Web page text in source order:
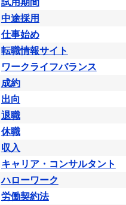
試用期間
中途採用
仕事始め
転職情報サイト
ワークライフバランス
成約
出向
退職
休職
収入
キャリア・コンサルタント
ハローワーク
労働契約法